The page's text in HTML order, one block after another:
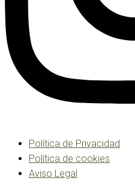
Política de Privacidad
Política de cookies
Aviso Legal